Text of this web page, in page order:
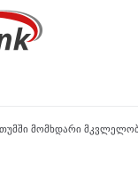
მომხდარი